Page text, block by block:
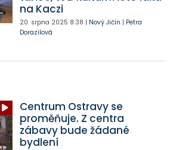
na Kaczi
20. srpna 2025 8:38 | Nový Jičín | Petra
Dorazilová
Centrum Ostravy se
proměňuje. Z centra
zábavy bude žádané
bydlení